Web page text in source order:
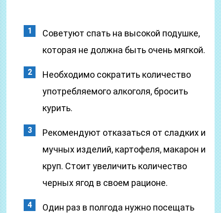
Советуют спать на высокой подушке,
которая не должна быть очень мягкой.
Необходимо сократить количество
употребляемого алкоголя, бросить
курить.
Рекомендуют отказаться от сладких и
мучных изделий, картофеля, макарон и
круп. Стоит увеличить количество
черных ягод в своем рационе.
Один раз в полгода нужно посещать